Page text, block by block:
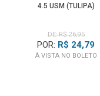
4.5 USM (TULIPA)
DE: R$ 26,95
POR: R$ 24,79
À VISTA NO BOLETO